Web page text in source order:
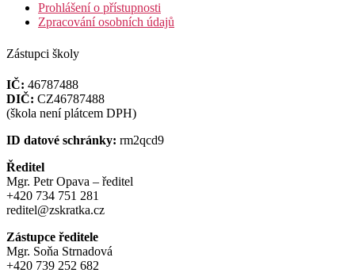
Prohlášení o přístupnosti
Zpracování osobních údajů
Zástupci školy
IČ: 46787488
DIČ: CZ46787488
(škola není plátcem DPH)
ID datové schránky: rm2qcd9
Ředitel
Mgr. Petr Opava – ředitel
+420 734 751 281
reditel@zskratka.cz
Zástupce ředitele
Mgr. Soňa Strnadová
+420 739 252 682